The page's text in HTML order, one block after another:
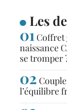
Les
Coffret
naissance
se tromper
l’équilibre